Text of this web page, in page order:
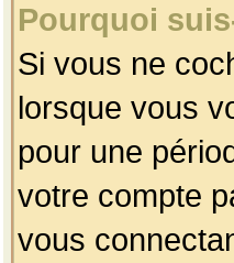
Pourquoi
Si vous ne
lorsque vous
pour une
votre compte
vous